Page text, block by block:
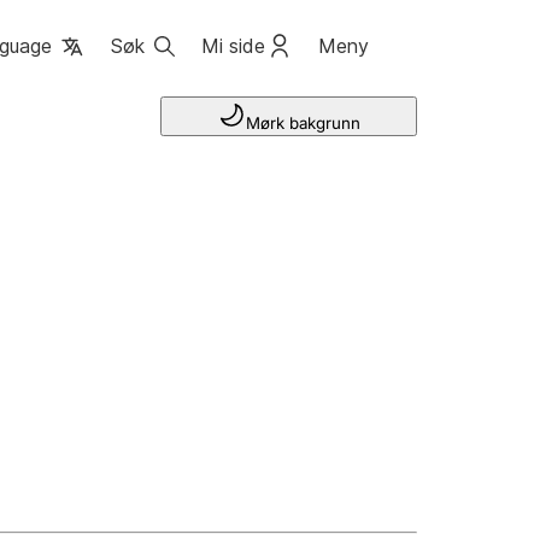
Søk Mi side Meny
Mørk bakgrunn